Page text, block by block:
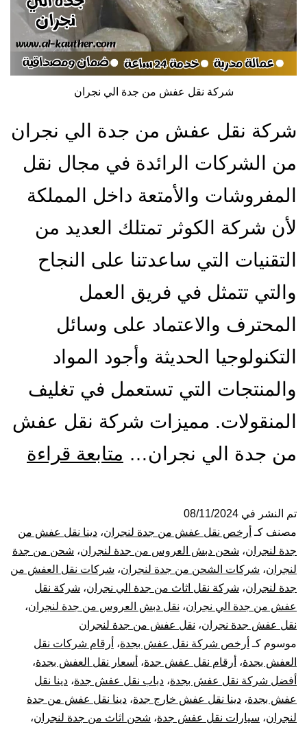
شركة نقل عفش من جدة الي نجران
شركة نقل عفش من جدة الي نجران
من الشركات الرائدة في مجال نقل
المفروشات والأمتعة داخل المملكة
لأن شركة الكوثر تمتلك العديد من
التقنيات التي ساعدتنا على النجاح
والتي تتمثل في فريق العمل
المحترف والاعتماد على وسائل
التكنولوجيا الحديثة وأجود المواد
والمنتجات التي تستعمل في تغليف
المنقولات. مميزات شركة نقل عفش
من جدة الي نجران… متابعة قراءة
من
الي
تم النشر في 08/11/2024
مصنف كـ أرخص نقل عفش من جدة لنجران، دينا نقل عفش من
جدة لنجران، شحن دبش العروس من جدة لنجران، شحن من جدة
لنجران، شركات الشحن من جدة لنجران، شركات نقل العفش من
جدة لنجران، شركة نقل اثاث من جدة الي نجران، شركة نقل
عفش من جدة الي نجران، نقل دبش العروس من جدة لنجران،
نقل عفش جدة نجران، نقل عفش من جدة لنجران
موسوم كـ أرخص شركة نقل عفش بجدة، أرقام شركات نقل
العفش بجدة، أرقام نقل عفش جدة، أسعار نقل العفش بجدة،
أفضل شركة نقل عفش بجدة، دباب نقل عفش جدة، دينا نقل
عفش بجدة، دينا نقل عفش خارج جدة، دينا نقل عفش من جدة
لنجران، سيارات نقل عفش جدة، شحن اثاث من جدة لنجران،